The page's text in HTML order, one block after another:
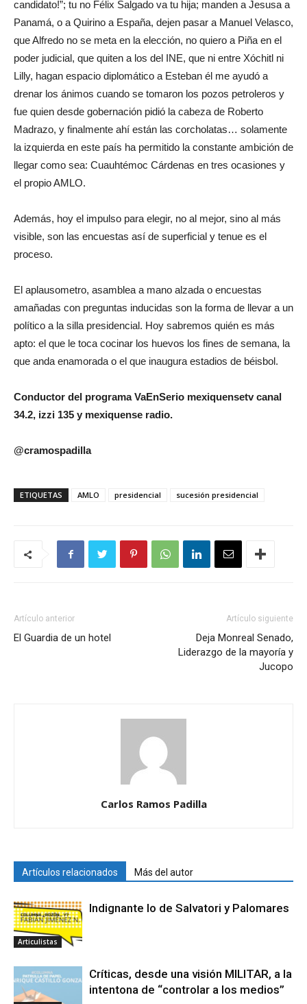
candidato!”; tu no Félix Salgado va tu hija; manden a Jesusa a
Panamá, o a Quirino a España, dejen pasar a Manuel Velasco,
que Alfredo no se meta en la elección, no quiero a Piña en el
poder judicial, que quiten a los del INE, que ni entre Xóchitl ni
Lilly, hagan espacio diplomático a Esteban él me ayudó a
drenar los ánimos cuando se tomaron los pozos petroleros y
fue quien desde gobernación pidió la cabeza de Roberto
Madrazo, y finalmente ahí están las corcholatas… solamente
la izquierda en este país ha permitido la constante ambición de
llegar como sea: Cuauhtémoc Cárdenas en tres ocasiones y
el propio AMLO.
Además, hoy el impulso para elegir, no al mejor, sino al más
visible, son las encuestas así de superficial y tenue es el
proceso.
El aplausometro, asamblea a mano alzada o encuestas
amañadas con preguntas inducidas son la forma de llevar a un
político a la silla presidencial. Hoy sabremos quién es más
apto: el que le toca cocinar los huevos los fines de semana, la
que anda enamorada o el que inaugura estadios de béisbol.
Conductor del programa VaEnSerio mexiquensetv canal
34.2, izzi 135 y mexiquense radio.
@cramospadilla
ETIQUETAS AMLO presidencial sucesión presidencial
Artículo anterior
El Guardia de un hotel
Artículo siguiente
Deja Monreal Senado,
Liderazgo de la mayoría y
Jucopo
Carlos Ramos Padilla
Artículos relacionados Más del autor
Articulistas
Indignante lo de Salvatori y Palomares
Críticas, desde una visión MILITAR, a la
intentona de “controlar a los medios”